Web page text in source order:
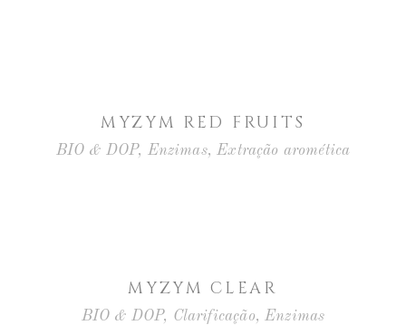
MYZYM RED FRUITS
BIO & DOP, Enzimas,Extração aromética
MYZYM CLEAR
BIO & DOP, Clarificação,Enzimas